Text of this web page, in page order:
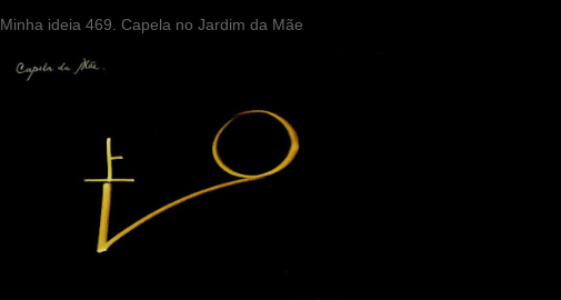
Minha ideia 469. Capela no Jardim da Mãe